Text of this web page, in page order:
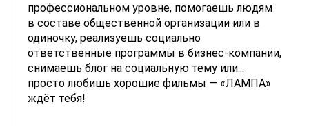
профессиональном уровне, помогаешь людям
в составе общественной организации или в
одиночку, реализуешь социально
ответственные программы в бизнес-компании,
снимаешь блог на социальную тему или...
просто любишь хорошие фильмы — «ЛАМПА»
ждёт тебя!